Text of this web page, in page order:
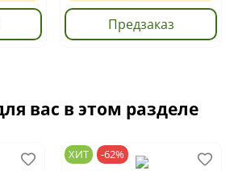
Предзаказ
вас в этом разделе
ХИТ -62%